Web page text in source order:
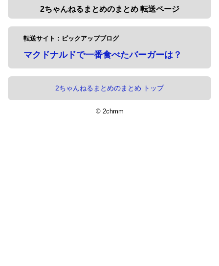
2ちゃんねるまとめのまとめ 転送ページ
転送サイト：ピックアップブログ
マクドナルドで一番食べたバーガーは？
2ちゃんねるまとめのまとめ トップ
© 2chmm